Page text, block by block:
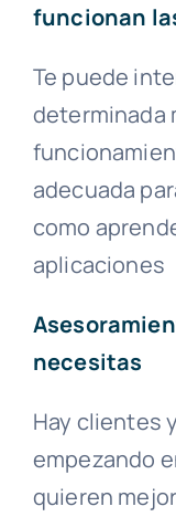
funcionan
Te puede
determinada
adecuada
como
aplicaciones
necesitas
Hay clientes
empezando
quieren